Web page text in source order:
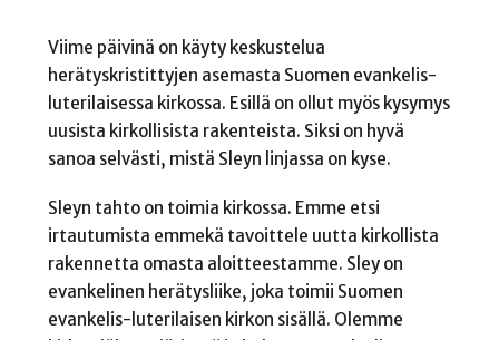
Viime päivinä on käyty keskustelua
herätyskristittyjen asemasta Suomen evankelis-
luterilaisessa kirkossa. Esillä on ollut myös kysymys
uusista kirkollisista rakenteista. Siksi on hyvä
sanoa selvästi, mistä Sleyn linjassa on kyse.
Sleyn tahto on toimia kirkossa. Emme etsi
irtautumista emmekä tavoittele uutta kirkollista
rakennetta omasta aloitteestamme. Sley on
evankelinen herätysliike, joka toimii Suomen
evankelis-luterilaisen kirkon sisällä. Olemme